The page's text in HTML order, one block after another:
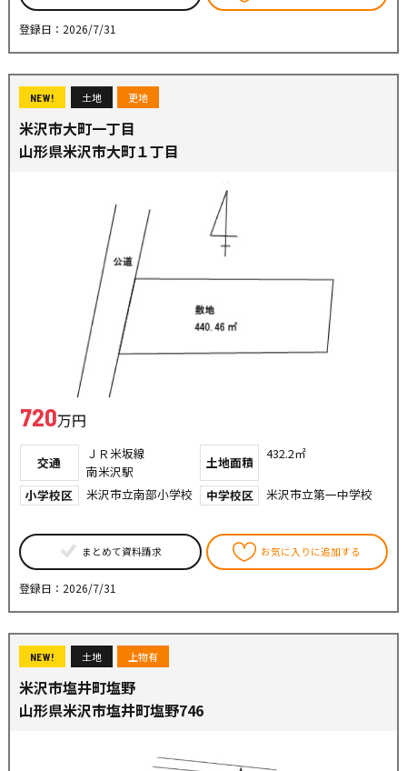
登録日：2026/7/31
NEW! 土地 更地
米沢市大町一丁目
山形県米沢市大町１丁目
720万円
交通
ＪＲ米坂線
南米沢駅
土地面積
432.2㎡
小学校区 米沢市立南部小学校 中学校区 米沢市立第一中学校
まとめて資料請求 お気に入りに追加する
登録日：2026/7/31
NEW! 土地 上物有
米沢市塩井町塩野
山形県米沢市塩井町塩野746